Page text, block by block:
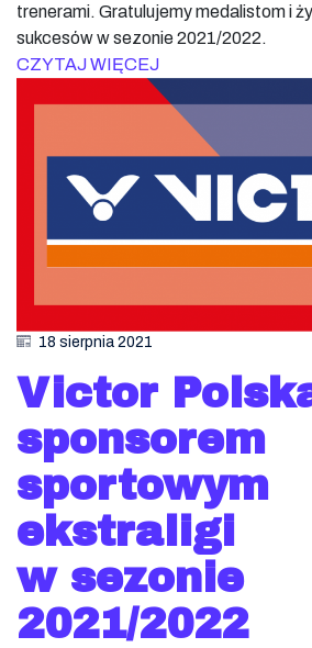
trenerami. Gratulujemy medalistom i
sukcesów w sezonie 2021/2022.
CZYTAJ WIĘCEJ
18 sierpnia 2021
Victor
sponsorem
sportowym
ekstraligi
w sezonie
2021/2022